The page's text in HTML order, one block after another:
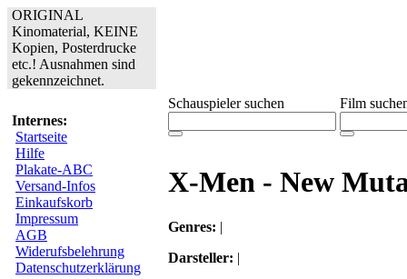
ORIGINAL
Kinomaterial, KEINE
Kopien, Posterdrucke
etc.! Ausnahmen sind
gekennzeichnet.
Internes:
Startseite
Hilfe
Plakate-ABC
Versand-Infos
Einkaufskorb
Impressum
AGB
Widerufsbelehrung
Datenschutzerklärung
Schauspieler suchen Film
X-Men - New
Genres: |
Darsteller: |